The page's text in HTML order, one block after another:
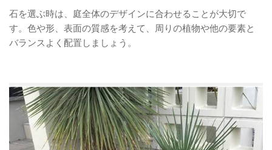
石を選ぶ時は、庭全体のデザインに合わせることが大切で
す。色や形、表面の質感を考えて、周りの植物や他の要素と
バランスよく配置しましょう。